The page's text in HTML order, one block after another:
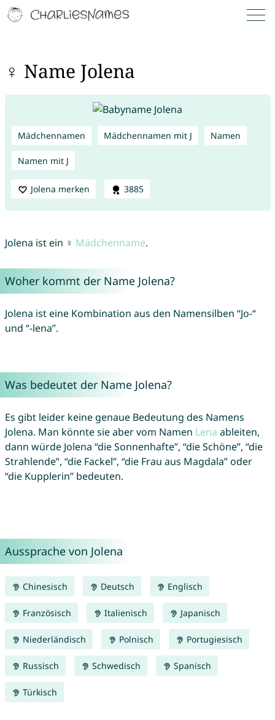
♀ Name Jolena
Mädchennamen Mädchennamen mit J Namen
Namen mit J
Jolena merken 3885
Jolena ist ein ♀ Mädchenname.
Woher kommt der Name Jolena?
Jolena ist eine Kombination aus den Namensilben “Jo-“
und “-lena”.
Was bedeutet der Name Jolena?
Es gibt leider keine genaue Bedeutung des Namens
Jolena. Man könnte sie aber vom Namen Lena ableiten,
dann würde Jolena “die Sonnenhafte”, “die Schöne”, “die
Strahlende”, “die Fackel”, “die Frau aus Magdala” oder
“die Kupplerin” bedeuten.
Aussprache von Jolena
Chinesisch Deutsch Englisch
Französisch Italienisch Japanisch
Niederländisch Polnisch Portugiesisch
Russisch Schwedisch Spanisch
Türkisch